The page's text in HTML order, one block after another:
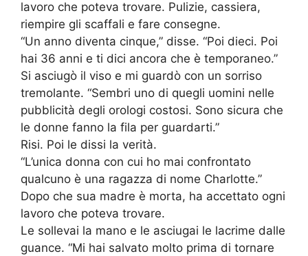
lavoro che poteva trovare. Pulizie, cassiera,
riempire gli scaffali e fare consegne.
“Un anno diventa cinque,” disse. “Poi dieci. Poi
hai 36 anni e ti dici ancora che è temporaneo.”
Si asciugò il viso e mi guardò con un sorriso
tremolante. “Sembri uno di quegli uomini nelle
pubblicità degli orologi costosi. Sono sicura che
le donne fanno la fila per guardarti.”
Risi. Poi le dissi la verità.
“L’unica donna con cui ho mai confrontato
qualcuno è una ragazza di nome Charlotte.”
Dopo che sua madre è morta, ha accettato ogni
lavoro che poteva trovare.
Le sollevai la mano e le asciugai le lacrime dalle
guance. “Mi hai salvato molto prima di tornare